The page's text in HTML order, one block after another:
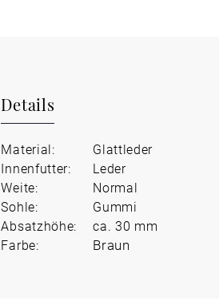
Details
Material:
Glattleder
Innenfutter:
Leder
Weite:
Normal
Sohle:
Gummi
Absatzhöhe:
ca. 30 mm
Farbe:
Braun